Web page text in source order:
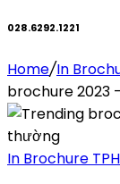
028.6292.1221
Home/In
brochure 2023
In Brochure